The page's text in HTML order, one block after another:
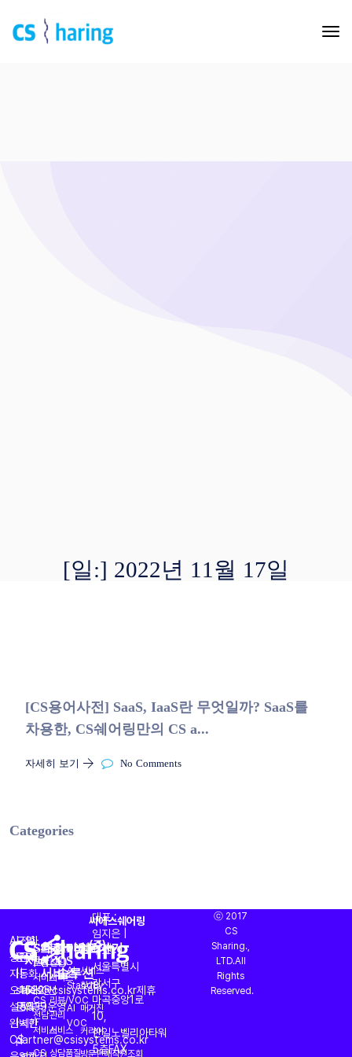
[일:] 2022년 11월 17일
[CS용어사전] SaaS, IaaS란 무엇일까? SaaS를
차용한, CS쉐어링만의 CS a...
자세히 보기 No Comments
Categories
AI
상담과
자동화
오퍼레이션
설계부터
완벽한
CS
도입
문의
|
sales@csisystems.co.kr제휴
문의
|
partner@csisystems.co.kr
전화
문의
|
1522-
5539운영
시간
|
CS대행
서비스
CS
토탈
서비스
CS
전담
서비스
CS
프리미엄
(CX)
서비스
운영
진단
서비스
리뷰/VOC
관리
서비스
상담품질
AI
CS
솔루션
OASIS
AI
StandBy
AI
VOC
바로가기
회사소개
서비스
찾기
매거진
커리어
방문판매직원조회
씨에스쉐어링
(주)
대표 :
임지은 |
주소 :
서울특별시
강서구
마곡중앙1로
10,
한일노벨리아타워
5층FAX
ⓒ 2017
CS
Sharing.,
LTD.All
Rights
Reserved.